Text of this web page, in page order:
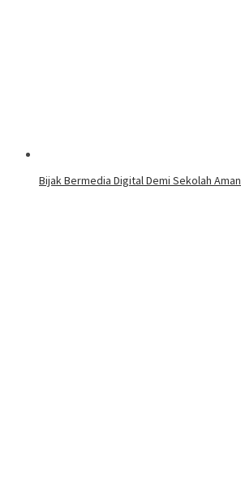
Bijak Bermedia Digital Demi Sekolah Aman